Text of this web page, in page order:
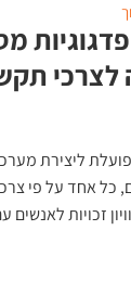
לצרכי
ליצירת
כל אחד על פי
זכויות לאנשים